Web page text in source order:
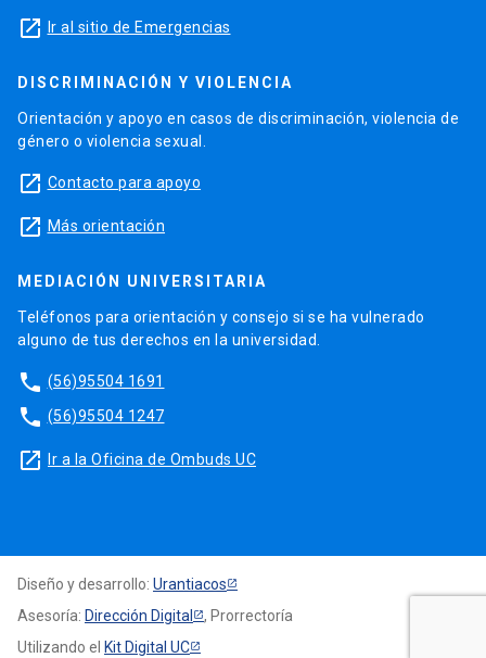
launch Ir al sitio de Emergencias
DISCRIMINACIÓN Y VIOLENCIA
Orientación y apoyo en casos de discriminación, violencia de
género o violencia sexual.
launch Contacto para apoyo
launch Más orientación
MEDIACIÓN UNIVERSITARIA
Teléfonos para orientación y consejo si se ha vulnerado
alguno de tus derechos en la universidad.
phone (56)95504 1691
phone (56)95504 1247
launch Ir a la Oficina de Ombuds UC
Diseño y desarrollo: Urantiacos
Asesoría: Dirección Digital
, Prorrectoría
Utilizando el Kit Digital UC